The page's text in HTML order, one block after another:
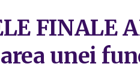
FINALE
unei